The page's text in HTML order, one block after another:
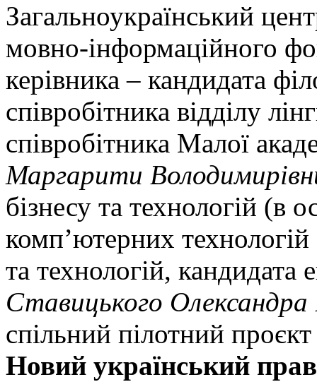
Загальноукраїнський
мовно-інформаційного
керівника – кандидата
співробітника відділу
співробітника Малої
Маргарити
бізнесу та технологій (в
комп’ютерних технологій
та технологій, кандидата
Ставицького Олександра
спільний пілотний
Новий український